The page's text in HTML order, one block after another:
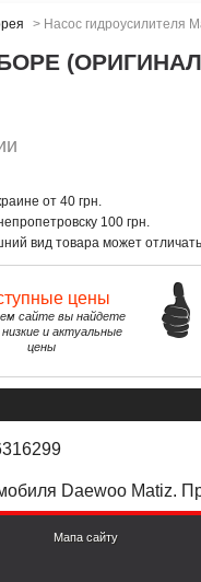
> Насос гидроусилителя
(ОРИГИНАЛ)
от 40 грн.
100 грн.
вид товара может
цены
сайте вы найдете
и актуальные
цены
Daewoo Matiz.
Мапа сайту